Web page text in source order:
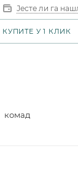
Јесте ли га
КУПИТЕ У 1 КЛИК
комад